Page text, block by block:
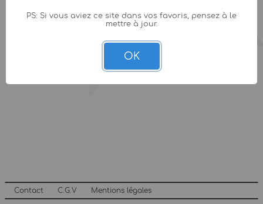
Contact C.G.V Mentions légales
PS: Si vous aviez ce site dans vos favoris, pensez à le
mettre à jour.
OK